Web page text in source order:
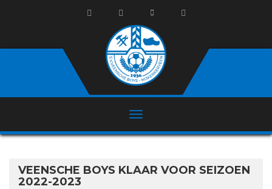
VEENSCHE BOYS KLAAR VOOR SEIZOEN
2022-2023